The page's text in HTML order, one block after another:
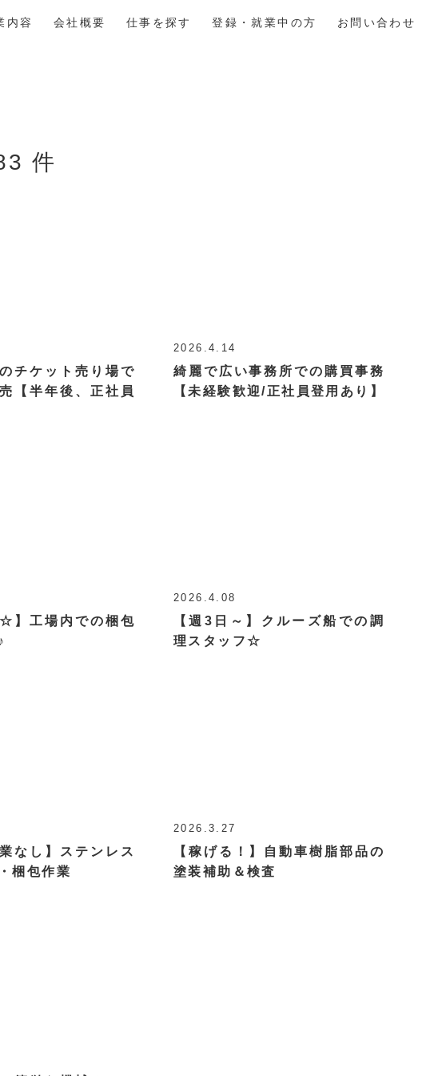
内容 会社概要 仕事を探す 登録・就業中の方 お問い合わせ
件
チケット売り場で
【半年後、正社員
2026.4.14
綺麗で広い事務所での購買事務
【未経験歓迎/正社員登用あり】
☆】工場内での梱包
2026.4.08
【週3日～】クルーズ船での調
理スタッフ☆
なし】ステンレス
梱包作業
2026.3.27
【稼げる！】自動車樹脂部品の
塗装補助＆検査